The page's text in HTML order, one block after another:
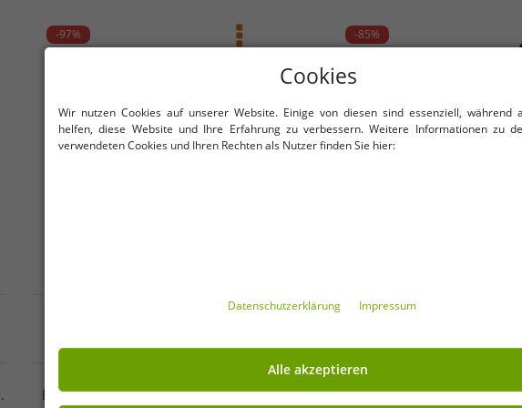
customer-
-97%
ELEVATE Calgary Damen Polo-Shirt
Baumwolle Polo-Hemd Pique-Strick 200
-85%
Verfügbare Größen
NIKE Jordan Flight
Fleece-Jacke mit Stehkragen
Cookies
Wir nutzen Cookies auf unserer Website. Einige von diesen sind essenziell, während
helfen, diese Website und Ihre Erfahrung zu verbessern. Weitere Informationen zu
verwendeten Cookies und Ihren Rechten als Nutzer finden Sie hier:
Daten­schutz­erklärung Impressum
Alle akzeptieren